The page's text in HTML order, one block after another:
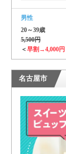
男性
20～39歳
5,500円
＜早割→4,000円
名古屋市